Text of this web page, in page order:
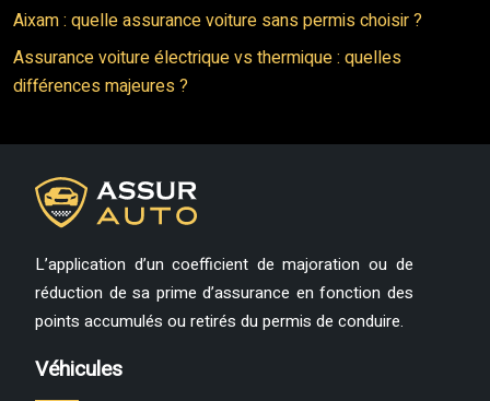
Aixam : quelle assurance voiture sans permis choisir ?
Assurance voiture électrique vs thermique : quelles
différences majeures ?
L’application d’un coefficient de majoration ou de
réduction de sa prime d’assurance en fonction des
points accumulés ou retirés du permis de conduire.
Véhicules